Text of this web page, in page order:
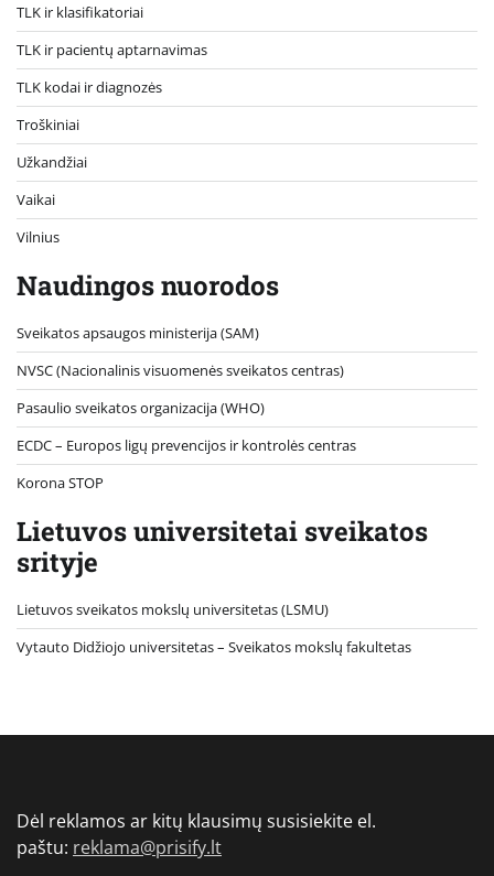
TLK ir klasifikatoriai
TLK ir pacientų aptarnavimas
TLK kodai ir diagnozės
Troškiniai
Užkandžiai
Vaikai
Vilnius
Naudingos nuorodos
Sveikatos apsaugos ministerija (SAM)
NVSC (Nacionalinis visuomenės sveikatos centras)
Pasaulio sveikatos organizacija (WHO)
ECDC – Europos ligų prevencijos ir kontrolės centras
Korona STOP
Lietuvos universitetai sveikatos
srityje
Lietuvos sveikatos mokslų universitetas (LSMU)
Vytauto Didžiojo universitetas– Sveikatos mokslų fakultetas
Dėl reklamos ar kitų klausimų susisiekite el.
paštu: reklama@prisify.lt